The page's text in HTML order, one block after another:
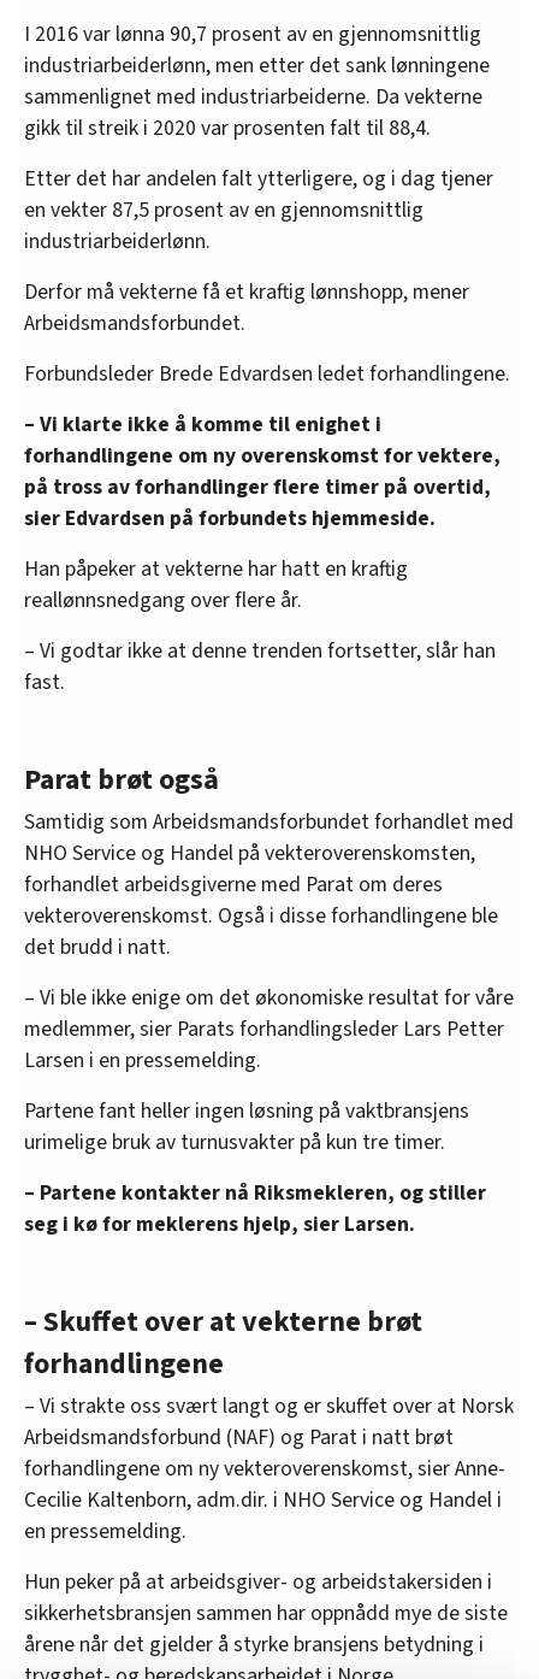
I 2016 var lønna 90,7 prosent av en gjennomsnittlig
industriarbeiderlønn, men etter det sank lønningene
sammenlignet med industriarbeiderne. Da vekterne
gikk til streik i 2020 var prosenten falt til 88,4.
Etter det har andelen falt ytterligere, og i dag tjener
en vekter 87,5 prosent av en gjennomsnittlig
industriarbeiderlønn.
Derfor må vekterne få et kraftig lønnshopp, mener
Arbeidsmandsforbundet.
Forbundsleder Brede Edvardsen ledet forhandlingene.
– Vi klarte ikke å komme til enighet i
forhandlingene om ny overenskomst for vektere,
på tross av forhandlinger flere timer på overtid,
sier Edvardsen på forbundets hjemmeside.
Han påpeker at vekterne har hatt en kraftig
reallønnsnedgang over flere år.
– Vi godtar ikke at denne trenden fortsetter, slår han
fast.
Parat brøt også
Samtidig som Arbeidsmandsforbundet forhandlet med
NHO Service og Handel på vekteroverenskomsten,
forhandlet arbeidsgiverne med Parat om deres
vekteroverenskomst. Også i disse forhandlingene ble
det brudd i natt.
– Vi ble ikke enige om det økonomiske resultat for våre
medlemmer, sier Parats forhandlingsleder Lars Petter
Larsen i en pressemelding.
Partene fant heller ingen løsning på vaktbransjens
urimelige bruk av turnusvakter på kun tre timer.
– Partene kontakter nå Riksmekleren, og stiller
seg i kø for meklerens hjelp, sier Larsen.
– Skuffet over at vekterne brøt
forhandlingene
– Vi strakte oss svært langt og er skuffet over at Norsk
Arbeidsmandsforbund (NAF) og Parat i natt brøt
forhandlingene om ny vekteroverenskomst, sier Anne-
Cecilie Kaltenborn, adm.dir. i NHO Service og Handel i
en pressemelding.
Hun peker på at arbeidsgiver- og arbeidstakersiden i
sikkerhetsbransjen sammen har oppnådd mye de siste
årene når det gjelder å styrke bransjens betydning i